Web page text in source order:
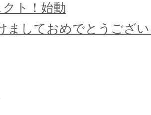
ト！始動
ましておめでとうござ